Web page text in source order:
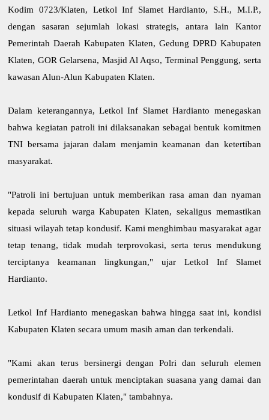
Kodim 0723/Klaten, Letkol Inf Slamet Hardianto, S.H., M.I.P.,
dengan sasaran sejumlah lokasi strategis, antara lain Kantor
Pemerintah Daerah Kabupaten Klaten, Gedung DPRD Kabupaten
Klaten, GOR Gelarsena, Masjid Al Aqso, Terminal Penggung, serta
kawasan Alun-Alun Kabupaten Klaten.
Dalam keterangannya, Letkol Inf Slamet Hardianto menegaskan
bahwa kegiatan patroli ini dilaksanakan sebagai bentuk komitmen
TNI bersama jajaran dalam menjamin keamanan dan ketertiban
masyarakat.
"Patroli ini bertujuan untuk memberikan rasa aman dan nyaman
kepada seluruh warga Kabupaten Klaten, sekaligus memastikan
situasi wilayah tetap kondusif. Kami menghimbau masyarakat agar
tetap tenang, tidak mudah terprovokasi, serta terus mendukung
terciptanya keamanan lingkungan," ujar Letkol Inf Slamet
Hardianto.
Letkol Inf Hardianto menegaskan bahwa hingga saat ini, kondisi
Kabupaten Klaten secara umum masih aman dan terkendali.
"Kami akan terus bersinergi dengan Polri dan seluruh elemen
pemerintahan daerah untuk menciptakan suasana yang damai dan
kondusif di Kabupaten Klaten," tambahnya.